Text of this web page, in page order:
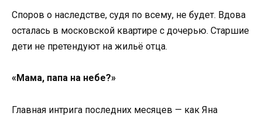
Споров о наследстве, судя по всему, не будет. Вдова
осталась в московской квартире с дочерью. Старшие
дети не претендуют на жильё отца.
«Мама, папа на небе?»
Главная интрига последних месяцев — как Яна